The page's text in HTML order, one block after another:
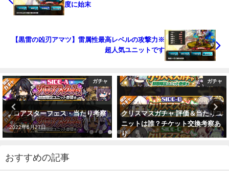
度に始末
【黒雷の凶刃アマツ】雷属性最高レベルの攻撃力※
超人気ユニットです
ガチャ
クリスマスガチャ 評価＆当たりユ
ニットは誰？チケット交換考察あ
り
ガチャ
幻夢郷フェス当たりは誰？オスス
メはこれ
2021年12月25日
おすすめの記事